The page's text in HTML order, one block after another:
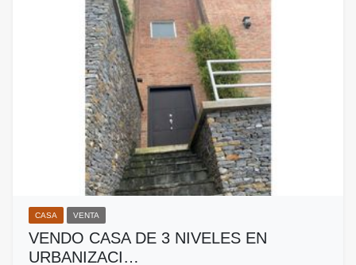
CASA VENTA
VENDO CASA DE 3 NIVELES EN
URBANIZACI…